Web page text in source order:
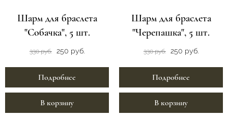
Шарм для браслета
"Собачка", 5 шт.
330 руб. 250 руб.
Подробнее
В корзину
Шарм для браслета
"Черепашка", 5 шт.
330 руб. 250 руб.
Подробнее
В корзину